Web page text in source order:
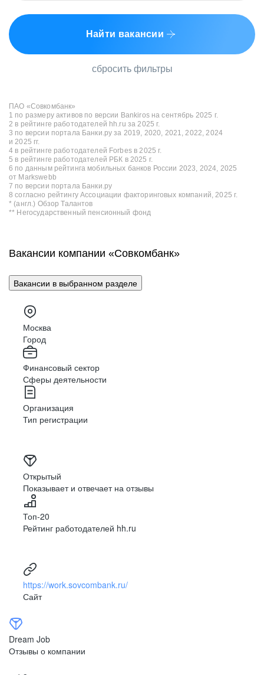
Найти вакансии
сбросить фильтры
ПАО «Совкомбанк»
1 по размеру активов по версии Bankiros на сентябрь 2025 г.
2 в рейтинге работодателей hh.ru за 2025 г.
3 по версии портала Банки.ру за 2019, 2020, 2021, 2022, 2024
и 2025 гг.
4 в рейтинге работодателей Forbes в 2025 г.
5 в рейтинге работодателей РБК в 2025 г.
6 по данным рейтинга мобильных банков России 2023, 2024, 2025
от Markswebb
7 по версии портала Банки.ру
8 согласно рейтингу Ассоциации факторинговых компаний, 2025 г.
* (англ.) Обзор Талантов
** Негосударственный пенсионный фонд
Вакансии компании «Совкомбанк»
Вакансии в выбранном разделе
Москва
Город
Финансовый сектор
Сферы деятельности
Организация
Тип регистрации
Открытый
Показывает и отвечает на отзывы
Топ-20
Рейтинг работодателей hh.ru
https://work.sovcombank.ru/
Сайт
Dream Job
Отзывы о компании